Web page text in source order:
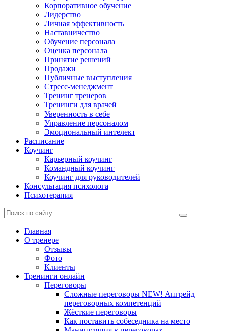
Корпоративное обучение
Лидерство
Личная эффективность
Наставничество
Обучение персонала
Оценка персонала
Принятие решений
Продажи
Публичные выступления
Стресс-менеджмент
Тренинг тренеров
Тренинги для врачей
Уверенность в себе
Управление персоналом
Эмоциональный интелект
Расписание
Коучинг
Карьерный коучинг
Командный коучинг
Коучинг для руководителей
Консультация психолога
Психотерапия
Главная
О тренере
Отзывы
Фото
Клиенты
Тренинги онлайн
Переговоры
Сложные переговоры NEW! Апгрейд
переговорных компетенций
Жёсткие переговоры
Как поставить собеседника на место